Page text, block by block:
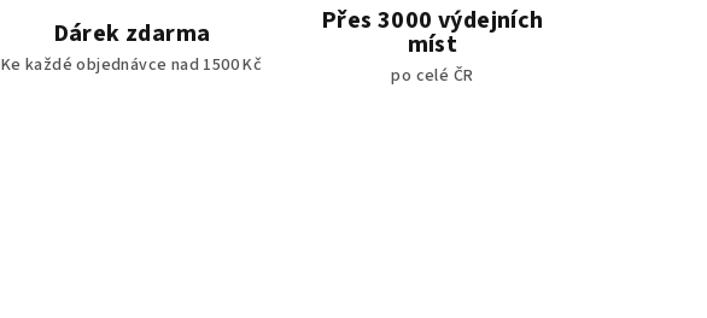
Dárek zdarma
Ke každé objednávce nad 1500 Kč
Přes 3000 výdejních
míst
po celé ČR